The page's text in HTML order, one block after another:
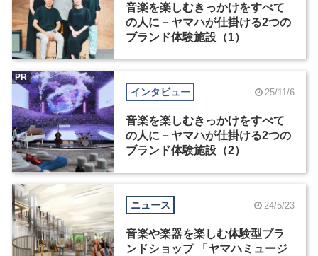
音楽を楽しむきっかけをすべて
の人に－ヤマハが仕掛ける2つの
ブランド体験施設（1）
インタビュー 25/11/6
音楽を楽しむきっかけをすべて
の人に－ヤマハが仕掛ける2つの
ブランド体験施設（2）
PR
ニュース 24/5/23
音楽や楽器を楽しむ体験型ブラ
ンドショップ 「ヤマハミュージ